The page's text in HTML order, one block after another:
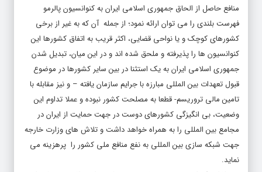
منافع حاصل از الحاق جمهوری اسلامی ایران به کنوانسیون پالرمو
فهرست بلندی را می توان ارائه نمود؛ از جمله آن که به غیر از برخی
کشورهای کوچک و یا نواحی قضایی، اکثر قریب به اتفاق کشورها این
کنوانسیون ها را پذیرفته و ملحق شده اند و در این میان، تبدیل شدن
جمهوری اسلامی ایران به یک استثنا در بین سایر کشورها در موضوع
قبول تعهدات بین المللی مبارزه با جرایم سازمان یافته – و نیز مقابله با
تامین مالی تروریسم- قطعا به مصلحت کشور نبوده و عملا تداوم این
وضعیت، بی انگیزگی کشورهای دوست در جهت حمایت از ایران در
مجامع بین المللی را به همراه خواهد داشت و تلاش های وزارت خارجه
جهت شبکه سازی بین المللی به نفع منافع ملی کشور را پرهزینه می
نماید.